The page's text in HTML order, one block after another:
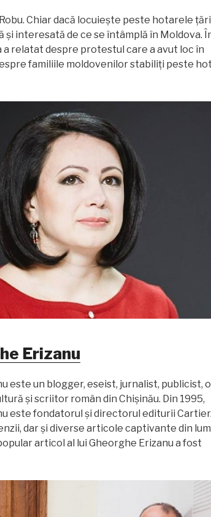
Chiar dacă locuiește peste hotarele
și interesată de ce se întâmplă în Moldova.
a relatat despre protestul care a avut loc în
familiile moldovenilor stabiliți peste
Erizanu
este un blogger, eseist, jurnalist, publicist,
și scriitor român din Chișinău. Din 1995,
este fondatorul și directorul editurii
dar și diverse articole captivante din
articol al lui Gheorghe Erizanu a fost